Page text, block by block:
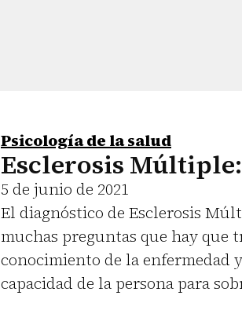
Psicología de la salud
Esclerosis Múltiple:
5 de junio de 2021
El diagnóstico de Esclerosis
muchas preguntas que hay que
conocimiento de la enfermedad
capacidad de la persona para